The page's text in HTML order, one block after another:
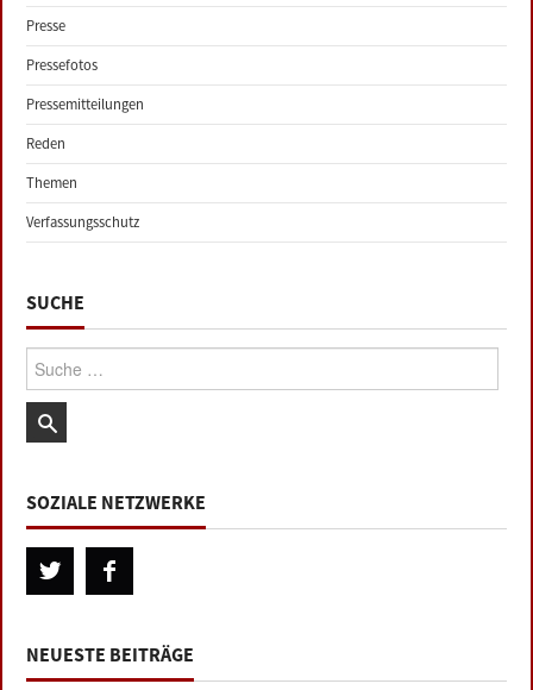
Presse
Pressefotos
Pressemitteilungen
Reden
Themen
Verfassungsschutz
SUCHE
Suche:
SOZIALE NETZWERKE
NEUESTE BEITRÄGE